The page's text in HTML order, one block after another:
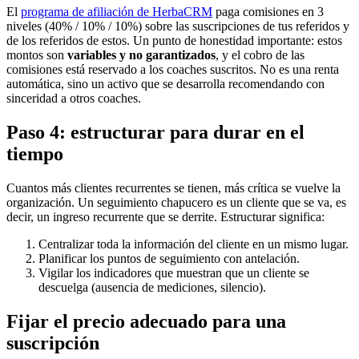
El programa de afiliación de HerbaCRM paga comisiones en 3
niveles (40% / 10% / 10%) sobre las suscripciones de tus referidos y
de los referidos de estos. Un punto de honestidad importante: estos
montos son variables y no garantizados, y el cobro de las
comisiones está reservado a los coaches suscritos. No es una renta
automática, sino un activo que se desarrolla recomendando con
sinceridad a otros coaches.
Paso 4: estructurar para durar en el
tiempo
Cuantos más clientes recurrentes se tienen, más crítica se vuelve la
organización. Un seguimiento chapucero es un cliente que se va, es
decir, un ingreso recurrente que se derrite. Estructurar significa:
Centralizar toda la información del cliente en un mismo lugar.
Planificar los puntos de seguimiento con antelación.
Vigilar los indicadores que muestran que un cliente se
descuelga (ausencia de mediciones, silencio).
Fijar el precio adecuado para una
suscripción